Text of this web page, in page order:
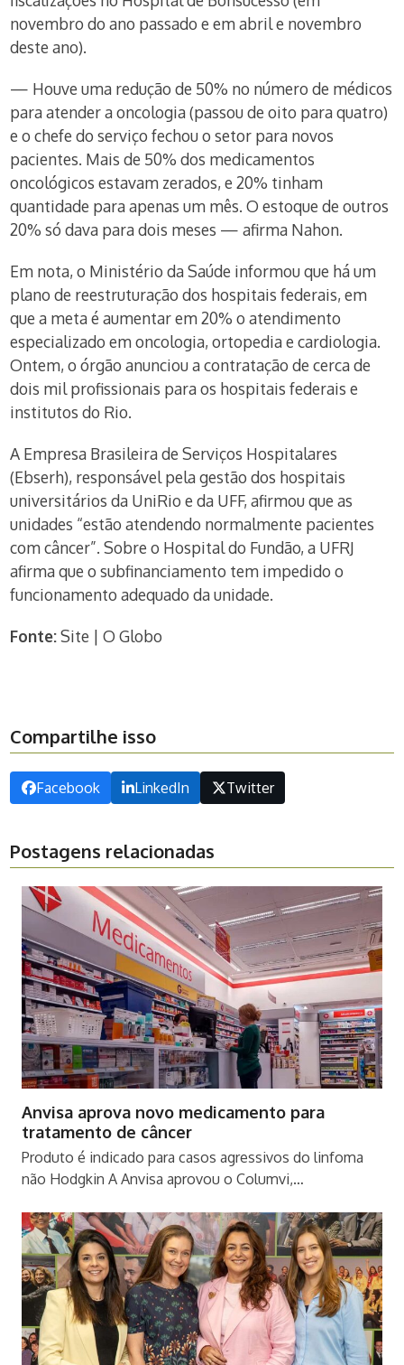
novembro do ano passado e em abril e novembro
deste ano).
— Houve uma redução de 50% no número de médicos
para atender a oncologia (passou de oito para quatro)
e o chefe do serviço fechou o setor para novos
pacientes. Mais de 50% dos medicamentos
oncológicos estavam zerados, e 20% tinham
quantidade para apenas um mês. O estoque de outros
20% só dava para dois meses — afirma Nahon.
Em nota, o Ministério da Saúde informou que há um
plano de reestruturação dos hospitais federais, em
que a meta é aumentar em 20% o atendimento
especializado em oncologia, ortopedia e cardiologia.
Ontem, o órgão anunciou a contratação de cerca de
dois mil profissionais para os hospitais federais e
institutos do Rio.
A Empresa Brasileira de Serviços Hospitalares
(Ebserh), responsável pela gestão dos hospitais
universitários da UniRio e da UFF, afirmou que as
unidades “estão atendendo normalmente pacientes
com câncer”. Sobre o Hospital do Fundão, a UFRJ
afirma que o subfinanciamento tem impedido o
funcionamento adequado da unidade.
Fonte:Site | O Globo
Compartilhe isso
Facebook LinkedIn Twitter
Postagens relacionadas
Anvisa aprova novo medicamento para
tratamento de câncer
Produto é indicado para casos agressivos do linfoma
não Hodgkin A Anvisa aprovou o Columvi,…